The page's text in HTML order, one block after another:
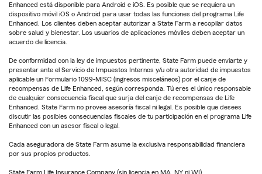
Enhanced está disponible para Android e iOS. Es posible que se requiera un
dispositivo móvil iOS o Android para usar todas las funciones del programa Life
Enhanced. Los clientes deben aceptar autorizar a State Farm a recopilar datos
sobre salud y bienestar. Los usuarios de aplicaciones móviles deben aceptar un
acuerdo de licencia.
De conformidad con la ley de impuestos pertinente, State Farm puede enviarte y
presentar ante el Servicio de Impuestos Internos y/u otra autoridad de impuestos
aplicable un Formulario 1099-MISC (ingresos misceláneos) por el canje de
recompensas de Life Enhanced, según corresponda. Tú eres el único responsable
de cualquier consecuencia fiscal que surja del canje de recompensas de Life
Enhanced. State Farm no provee asesoría fiscal ni legal. Es posible que desees
discutir las posibles consecuencias fiscales de tu participación en el programa Life
Enhanced con un asesor fiscal o legal.
Cada aseguradora de State Farm asume la exclusiva responsabilidad financiera
por sus propios productos.
State Farm Life Insurance Company (sin licencia en MA, NY ni WI)